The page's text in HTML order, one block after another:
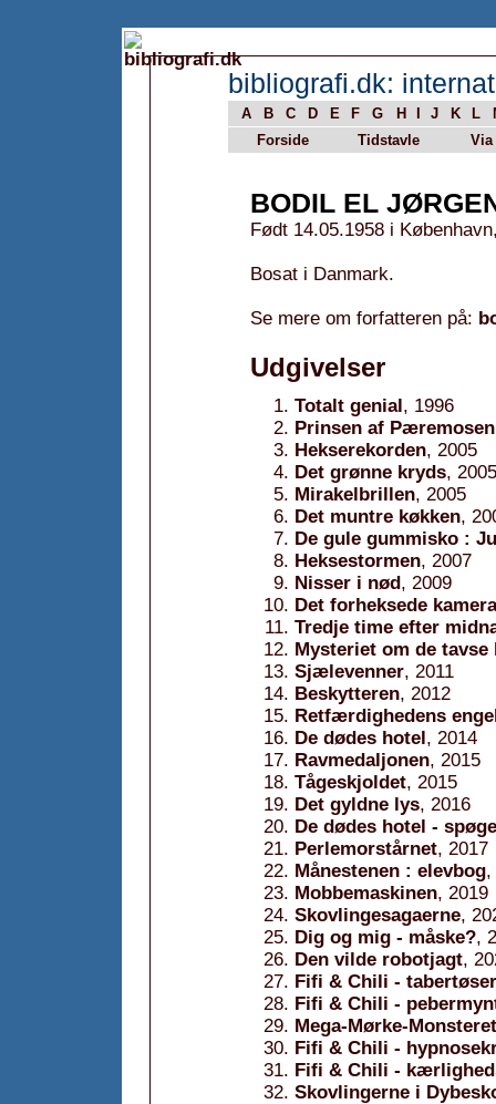
bibliografi.dk:
A B C D E F G H J K L
Forside
Tidstavle Via
BODIL EL
Født 14.05.1958 i
Bosat i Danmark.
Se mere om forfatteren på:
Udgivelser
Totalt genial, 1996
Prinsen af Pæremosen
Hekserekorden, 2005
Det grønne kryds, 2005
Mirakelbrillen, 2005
Det muntre køkken,
De gule gummisko :
Heksestormen, 2007
Nisser i nød, 2009
Det forheksede kamera
Tredje time efter
Mysteriet om de tavse
Sjælevenner, 2011
Beskytteren, 2012
Retfærdighedens
De dødes hotel, 2014
Ravmedaljonen, 2015
Tågeskjoldet, 2015
Det gyldne lys, 2016
De dødes hotel -
Perlemorstårnet, 2017
Månestenen : elevbog,
Mobbemaskinen, 2019
Skovlingesagaerne,
Dig og mig - måske?,
Den vilde robotjagt,
Fifi & Chili -
Fifi & Chili -
Mega-Mørke-Monsteret
Fifi & Chili -
Fifi & Chili -
Skovlingerne i